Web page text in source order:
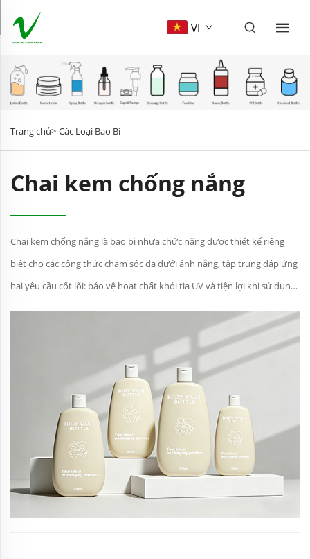
VI
Trang chủ> Các Loại Bao Bì
Chai kem chống nắng
Chai kem chống nắng là bao bì nhựa chức năng được thiết kế riêng
biệt cho các công thức chăm sóc da dưới ánh nắng, tập trung đáp ứng
hai yêu cầu cốt lõi: bảo vệ hoạt chất khỏi tia UV và tiện lợi khi sử dụng
trong mọi tình huống—khi hoạt động ngoài trời, sử dụng hàng ngày